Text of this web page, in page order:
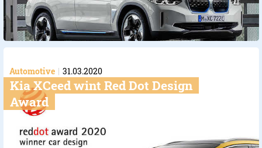
Automotive 31.03.2020
Kia XCeed wint Red Dot Design
Award